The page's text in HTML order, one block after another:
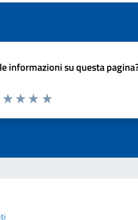
informazioni su questa